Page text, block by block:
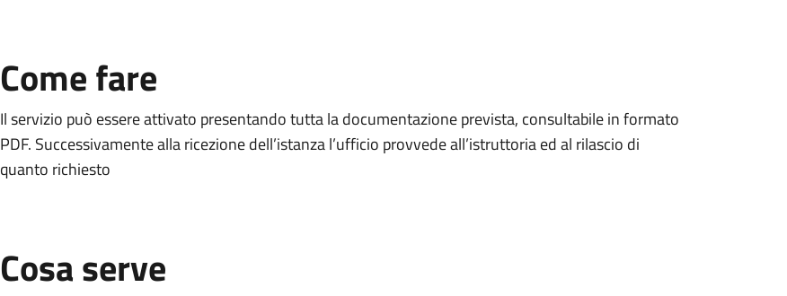
Come fare
Il servizio può essere attivato presentando tutta la documentazione prevista, consultabile in formato
PDF. Successivamente alla ricezione dell’istanza l’ufficio provvede all’istruttoria ed al rilascio di
quanto richiesto
Cosa serve